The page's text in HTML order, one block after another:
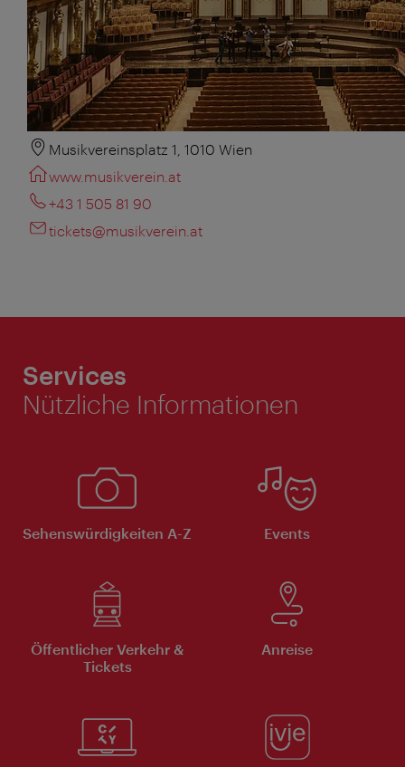
Musikvereinsplatz 1, 1010 Wien
www.musikverein.at
+43 1 505 81 90
tickets@musikverein.at
Services
Nützliche Informationen
Sehenswürdigkeiten A-Z Events
Öffentlicher Verkehr &
Tickets
Anreise